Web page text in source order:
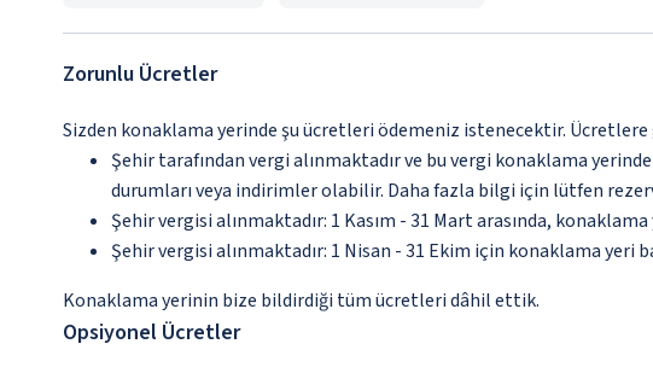
Zorunlu Ücretler
Sizden konaklama yerinde şu ücretleri ödemeniz istenecektir.
Şehir tarafından vergi alınmaktadır ve bu vergi konaklama
durumları veya indirimler olabilir. Daha fazla bilgi için lütfen
Şehir vergisi alınmaktadır: 1 Kasım - 31 Mart arasında, konaklama
Şehir vergisi alınmaktadır: 1 Nisan - 31 Ekim için konaklama yeri
Konaklama yerinin bize bildirdiği tüm ücretleri dâhil ettik.
Opsiyonel Ücretler